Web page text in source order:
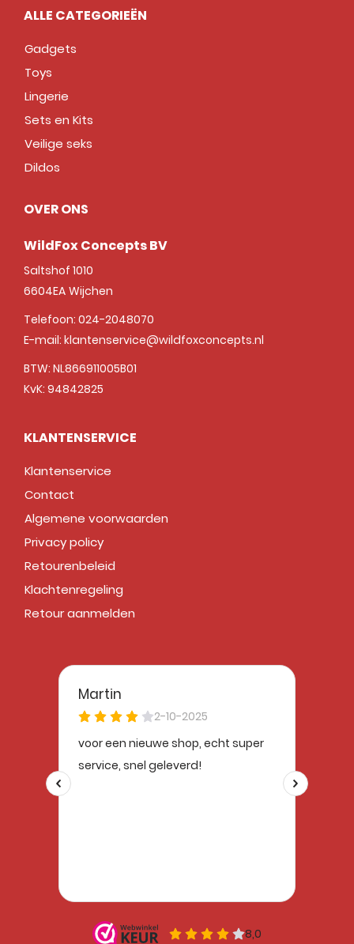
ALLE CATEGORIEËN
Gadgets
Toys
Lingerie
Sets en Kits
Veilige seks
Dildos
OVER ONS
WildFox Concepts BV
Saltshof 1010
6604EA Wijchen
Telefoon: 024-2048070
E-mail: klantenservice@wildfoxconcepts.nl
BTW: NL866911005B01
KvK: 94842825
KLANTENSERVICE
Klantenservice
Contact
Algemene voorwaarden
Privacy policy
Retourenbeleid
Klachtenregeling
Retour aanmelden